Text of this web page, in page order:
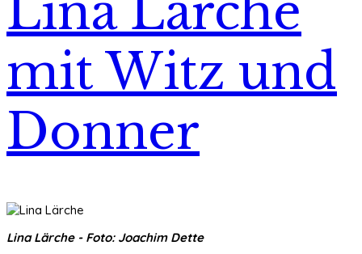
Lina Lärche
mit Witz und
Donner
Lina Lärche - Foto: Joachim Dette